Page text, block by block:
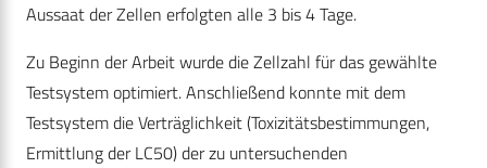
Aussaat der Zellen erfolgten alle 3 bis 4 Tage.
Zu Beginn der Arbeit wurde die Zellzahl für das gewählte
Testsystem optimiert. Anschließend konnte mit dem
Testsystem die Verträglichkeit (Toxizitätsbestimmungen,
Ermittlung der LC50) der zu untersuchenden